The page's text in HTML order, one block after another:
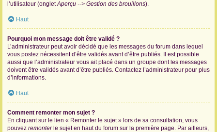
l’utilisateur (ongletAperçu --> Gestion des brouillons).
Haut
Pourquoi mon message doit être validé ?
L’administrateur peut avoir décidé que les messages du forum dans lequel
vous postez nécessitent d’être validés avant d’être publiés. Il est possible
aussi que l’administrateur vous ait placé dans un groupe dont les messages
doivent être validés avant d’être publiés. Contactez l’administrateur pour plus
d’informations.
Haut
Comment remonter mon sujet ?
En cliquant sur le lien « Remonter le sujet » lors de sa consultation, vous
pouvez remonterle sujet en haut du forum sur la première page. Par ailleurs,